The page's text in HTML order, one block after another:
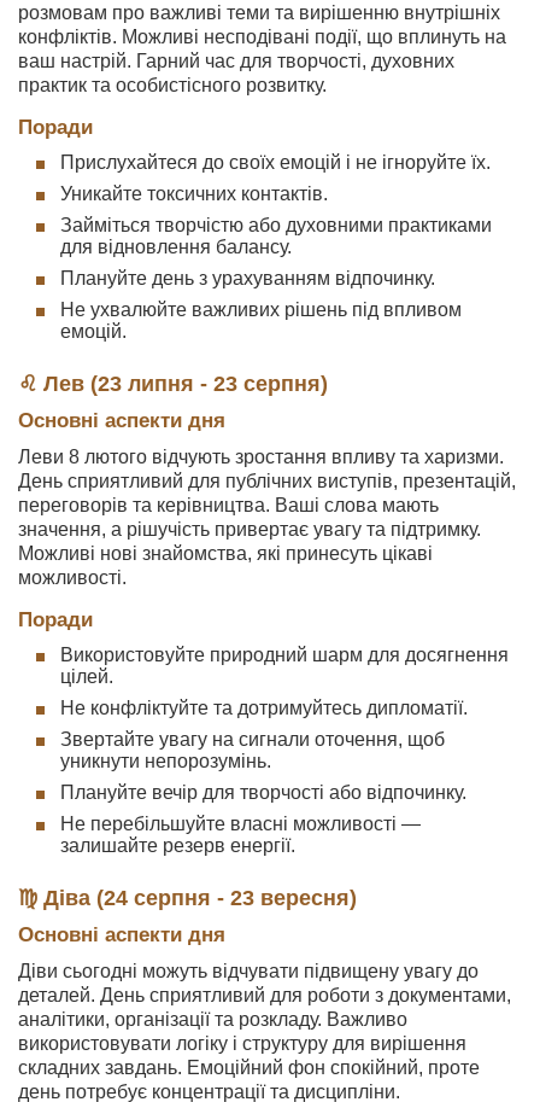
розмовам про важливі теми та вирішенню внутрішніх
конфліктів. Можливі несподівані події, що вплинуть на
ваш настрій. Гарний час для творчості, духовних
практик та особистісного розвитку.
Поради
Прислухайтеся до своїх емоцій і не ігноруйте їх.
Уникайте токсичних контактів.
Займіться творчістю або духовними практиками
для відновлення балансу.
Плануйте день з урахуванням відпочинку.
Не ухвалюйте важливих рішень під впливом
емоцій.
♌ Лев (23 липня - 23 серпня)
Основні аспекти дня
Леви 8 лютого відчують зростання впливу та харизми.
День сприятливий для публічних виступів, презентацій,
переговорів та керівництва. Ваші слова мають
значення, а рішучість привертає увагу та підтримку.
Можливі нові знайомства, які принесуть цікаві
можливості.
Поради
Використовуйте природний шарм для досягнення
цілей.
Не конфліктуйте та дотримуйтесь дипломатії.
Звертайте увагу на сигнали оточення, щоб
уникнути непорозумінь.
Плануйте вечір для творчості або відпочинку.
Не перебільшуйте власні можливості —
залишайте резерв енергії.
♍ Діва (24 серпня - 23 вересня)
Основні аспекти дня
Діви сьогодні можуть відчувати підвищену увагу до
деталей. День сприятливий для роботи з документами,
аналітики, організації та розкладу. Важливо
використовувати логіку і структуру для вирішення
складних завдань. Емоційний фон спокійний, проте
день потребує концентрації та дисципліни.